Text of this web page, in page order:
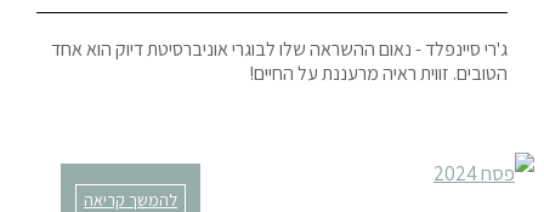
ג'רי סיינפלד - נאום ההשראה שלו לבוגרי אוניברסיטת דיוק הוא אחד
הטובים. זווית ראיה מרעננת על החיים!
להמשך קריאה